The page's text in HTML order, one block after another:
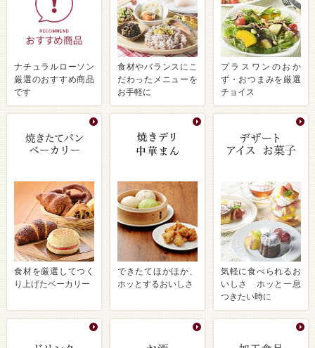
ナチュラルローソン
厳選のおすすめ商品
です
食材やバランスにこ
だわったメニューを
お手軽に
プラスワンのおか
ず・おつまみを厳選
チョイス
食材を厳選してつく
り上げたベーカリー
できたてほかほか、
ホッとするおいしさ
気軽に食べられるお
いしさ ホッと一息
つきたい時に